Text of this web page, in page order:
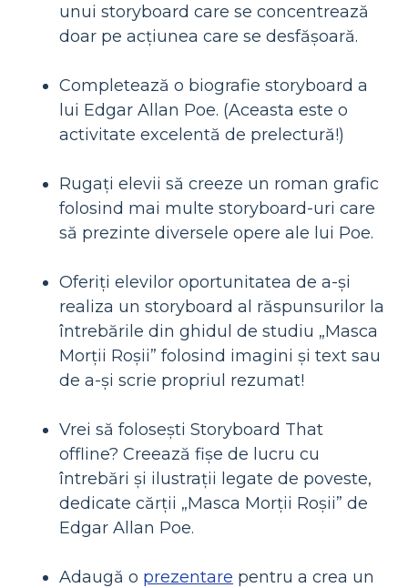
unui storyboard care se concentrează
doar pe acțiunea care se desfășoară.
Completează o biografie storyboard a
lui Edgar Allan Poe. (Aceasta este o
activitate excelentă de prelectură!)
Rugați elevii să creeze un roman grafic
folosind mai multe storyboard-uri care
să prezinte diversele opere ale lui Poe.
Oferiți elevilor oportunitatea de a-și
realiza un storyboard al răspunsurilor la
întrebările din ghidul de studiu „Masca
Morții Roșii” folosind imagini și text sau
de a-și scrie propriul rezumat!
Vrei să folosești Storyboard That
offline? Creează fișe de lucru cu
întrebări și ilustrații legate de poveste,
dedicate cărții „Masca Morții Roșii” de
Edgar Allan Poe.
Adaugă o prezentare pentru a crea un